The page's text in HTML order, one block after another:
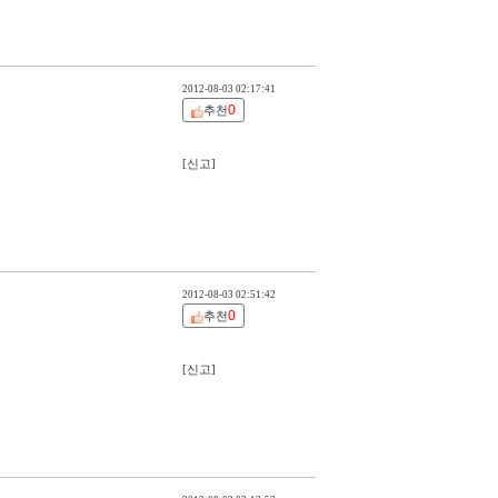
2012-08-03 02:17:41
추천0
[신고]
2012-08-03 02:51:42
추천0
[신고]